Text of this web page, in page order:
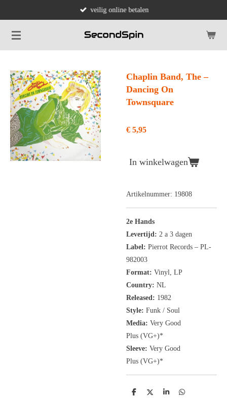
naar
de
veilig online betalen
Chaplin Band, The ‎–
Dancing On
Townsquare
€ 5,95
In winkelwagen
Artikelnummer: 19808
2e Hands
Levertijd: 2 a 3 dagen
Label: Pierrot Records ‎– PL-
982003
Format: Vinyl, LP
Country: NL
Released: 1982
Style: Funk / Soul
Media: Very Good
Plus (VG+)*
Sleeve: Very Good
Plus (VG+)*
D
D
S
D